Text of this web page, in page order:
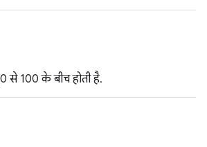
0 से 100 के बीच होती है.